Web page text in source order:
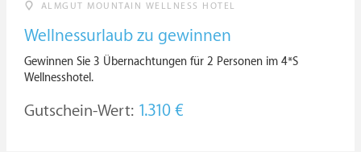
ALMGUT MOUNTAIN WELLNESS HOTEL
Wellnessurlaub zu gewinnen
Gewinnen Sie 3 Übernachtungen für 2 Personen im 4*S
Wellnesshotel.
Gutschein-Wert: 1.310 €